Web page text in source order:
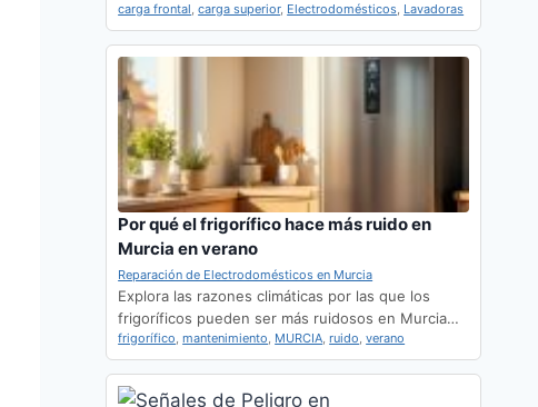
carga frontal,carga superior, Electrodomésticos, Lavadoras
Por qué el frigorífico hace más ruido en
Murcia en verano
Reparación de Electrodomésticos en Murcia
Explora las razones climáticas por las que los
frigoríficos pueden ser más ruidosos en Murcia…
frigorífico,mantenimiento, MURCIA,ruido,verano